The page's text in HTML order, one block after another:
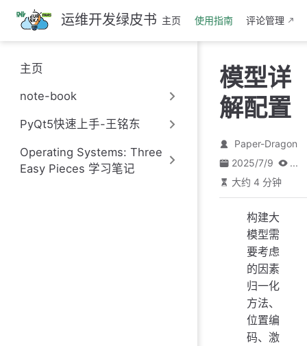
跳
至
主
要
內
运维开发绿皮书 主页 使用指南 评论管理
主页
note-book
PyQt5快速上手-王铭东
Operating Systems: Three
Easy Pieces 学习笔记
模型详
解配置
Paper-Dragon
2025/7/9
...
大约 4 分钟
构建大
模型需
要考虑
的因素
归一化
方法、
位置编
码、激